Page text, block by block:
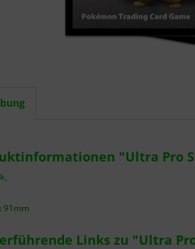
"Ultra Pro
91mm
Links zu "Ultra